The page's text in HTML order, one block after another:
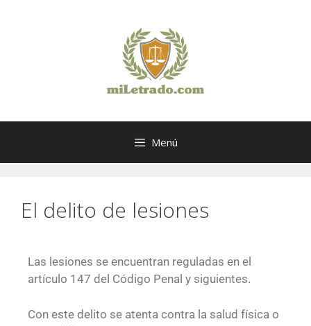
Menú
El delito de lesiones
Las lesiones se encuentran reguladas en el
artículo 147 del Código Penal y siguientes.
Con este delito se atenta contra la salud física o